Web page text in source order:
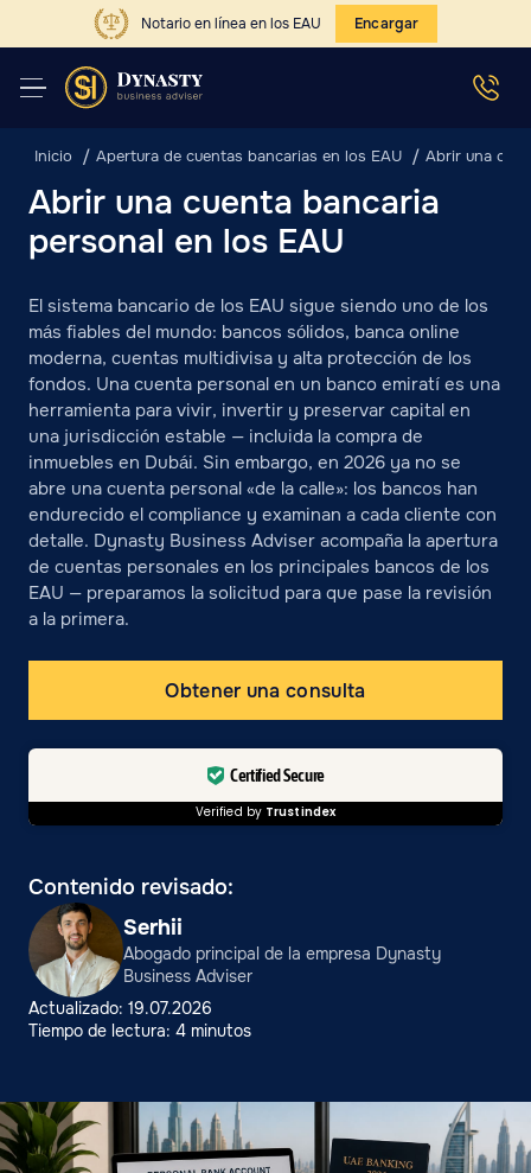
Notario en línea en los EAU Encargar
Inicio Apertura de cuentas bancarias en los EAU Abrir una
Abrir una cuenta bancaria
personal en los EAU
El sistema bancario de los EAU sigue siendo uno de los
más fiables del mundo: bancos sólidos, banca online
moderna, cuentas multidivisa y alta protección de los
fondos. Una cuenta personal en un banco emiratí es una
herramienta para vivir, invertir y preservar capital en
una jurisdicción estable — incluida la compra de
inmuebles en Dubái. Sin embargo, en 2026 ya no se
abre una cuenta personal «de la calle»: los bancos han
endurecido el compliance y examinan a cada cliente con
detalle. Dynasty Business Adviser acompaña la apertura
de cuentas personales en los principales bancos de los
EAU — preparamos la solicitud para que pase la revisión
a la primera.
Obtener una consulta
Certified Secure
Verified by Trustindex
Contenido revisado:
Serhii
Abogado principal de la empresa Dynasty
Business Adviser
Actualizado: 19.07.2026
Tiempo de lectura: 4 minutos